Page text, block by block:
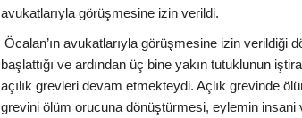
avukatlarıyla görüşmesine izin verildi.
Öcalan’ın avukatlarıyla görüşmesine izin verildiği
başlattığı ve ardından üç bine yakın tutuklunun
açılık grevleri devam etmekteydi. Açlık grevinde
grevini ölüm orucuna dönüştürmesi, eylemin insani